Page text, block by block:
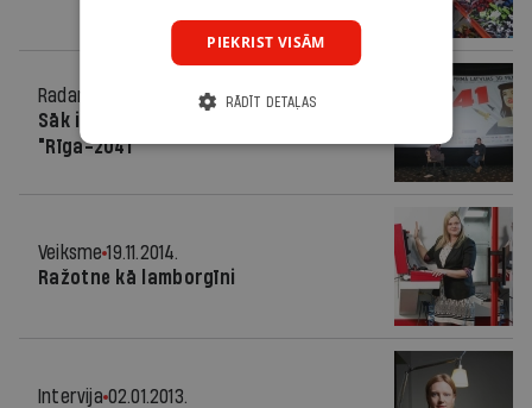
Radars
Sāk izrādīt pirmo latviešu 3D filmu
"Rīga-2041"
Veiksme 19.11.2014.
Ražotne kā lamborgīni
Intervija 02.01.2013.
PIEKRIST VISĀM
RĀDĪT DETAĻAS